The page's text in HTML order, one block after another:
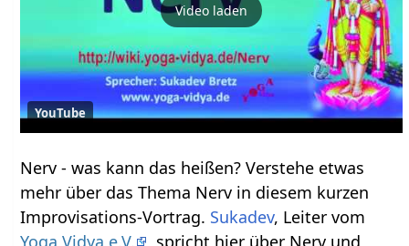
Video laden
YouTube
Nerv‏‎ - was kann das heißen? Verstehe etwas
mehr über das Thema Nerv‏‎ in diesem kurzen
Improvisations-Vortrag. Sukadev, Leiter vom